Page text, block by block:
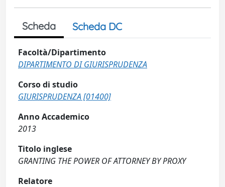
Scheda Scheda DC
Facoltà/Dipartimento
DIPARTIMENTO DI GIURISPRUDENZA
Corso di studio
GIURISPRUDENZA [01400]
Anno Accademico
2013
Titolo inglese
GRANTING THE POWER OF ATTORNEY BY PROXY
Relatore